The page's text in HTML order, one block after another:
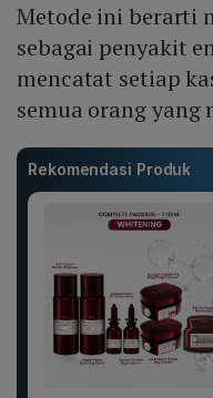
Metode ini berarti
sebagai penyakit
mencatat setiap
semua orang yang
Rekomendasi Produk